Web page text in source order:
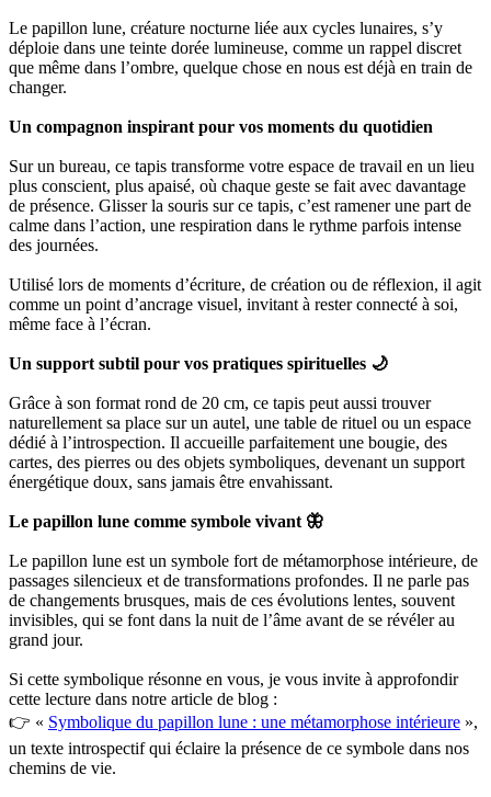
Le papillon lune, créature nocturne liée aux cycles lunaires, s’y
déploie dans une teinte dorée lumineuse, comme un rappel discret
que même dans l’ombre, quelque chose en nous est déjà en train de
changer.
Un compagnon inspirant pour vos moments du quotidien
Sur un bureau, ce tapis transforme votre espace de travail en un lieu
plus conscient, plus apaisé, où chaque geste se fait avec davantage
de présence. Glisser la souris sur ce tapis, c’est ramener une part de
calme dans l’action, une respiration dans le rythme parfois intense
des journées.
Utilisé lors de moments d’écriture, de création ou de réflexion, il agit
comme un point d’ancrage visuel, invitant à rester connecté à soi,
même face à l’écran.
Un support subtil pour vos pratiques spirituelles 🌙
Grâce à son format rond de 20 cm, ce tapis peut aussi trouver
naturellement sa place sur un autel, une table de rituel ou un espace
dédié à l’introspection. Il accueille parfaitement une bougie, des
cartes, des pierres ou des objets symboliques, devenant un support
énergétique doux, sans jamais être envahissant.
Le papillon lune comme symbole vivant 🦋
Le papillon lune est un symbole fort de métamorphose intérieure, de
passages silencieux et de transformations profondes. Il ne parle pas
de changements brusques, mais de ces évolutions lentes, souvent
invisibles, qui se font dans la nuit de l’âme avant de se révéler au
grand jour.
Si cette symbolique résonne en vous, je vous invite à approfondir
cette lecture dans notre article de blog :
👉 « Symbolique du papillon lune : une métamorphose intérieure »,
un texte introspectif qui éclaire la présence de ce symbole dans nos
chemins de vie.